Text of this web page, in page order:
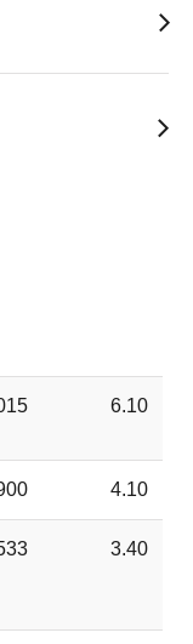
6.10
4.10
3.40